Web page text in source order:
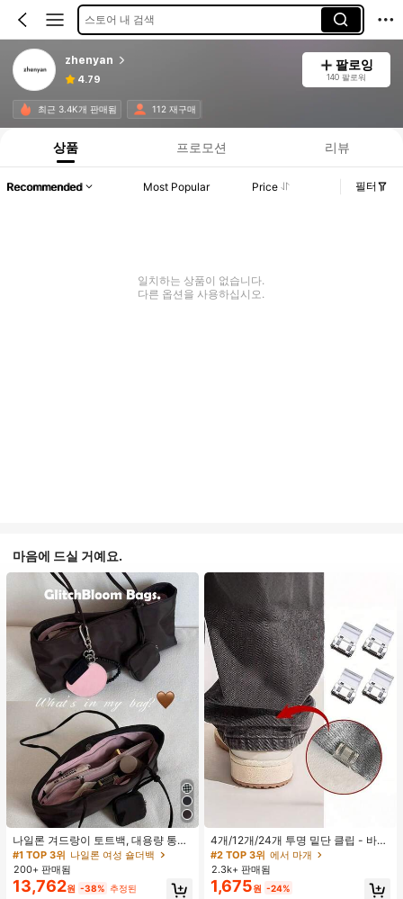
스토어 내 검색
zhenyan
4.79
팔로잉
140 팔로워
최근 3.4K개 판매됨 112 재구매
상품 프로모션 리뷰
Recommended Most Popular Price 필터
일치하는 상품이 없습니다.
다른 옵션을 사용하십시오.
마음에 드실 거예요.
나일론 겨드랑이 토트백, 대용량 통근
숄더백, 작은 메이크업 백 포함, 펜던
트 미포함, 가벼운 일상 핸드백 (펜던
트 미포함)
#1 TOP 3위 나일론 여성 숄더백
200+ 판매됨
13,762원 -38% 추정된
4개/12개/24개 투명 밑단 클립 - 바지
밑단 끌림 방지를 위한 심리스 무봉제
조절기, 의류 수선 및 깔끔한 바지 길
이 맞춤을 위한 숨겨진 밑단 조절 클립
(랜덤 색상)
#2 TOP 3위 에서 마개
2.3k+ 판매됨
1,675원 -24%